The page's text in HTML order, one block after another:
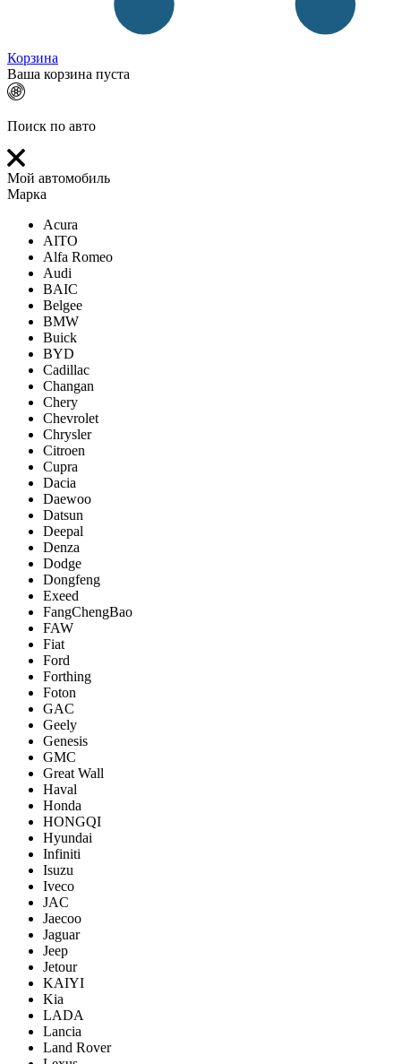
Корзина
Ваша корзина пуста
Поиск по авто
Мой автомобиль
Марка
Acura
AITO
Alfa Romeo
Audi
BAIC
Belgee
BMW
Buick
BYD
Cadillac
Changan
Chery
Chevrolet
Chrysler
Citroen
Cupra
Dacia
Daewoo
Datsun
Deepal
Denza
Dodge
Dongfeng
Exeed
FangChengBao
FAW
Fiat
Ford
Forthing
Foton
GAC
Geely
Genesis
GMC
Great Wall
Haval
Honda
HONGQI
Hyundai
Infiniti
Isuzu
Iveco
JAC
Jaecoo
Jaguar
Jeep
Jetour
KAIYI
Kia
LADA
Lancia
Land Rover